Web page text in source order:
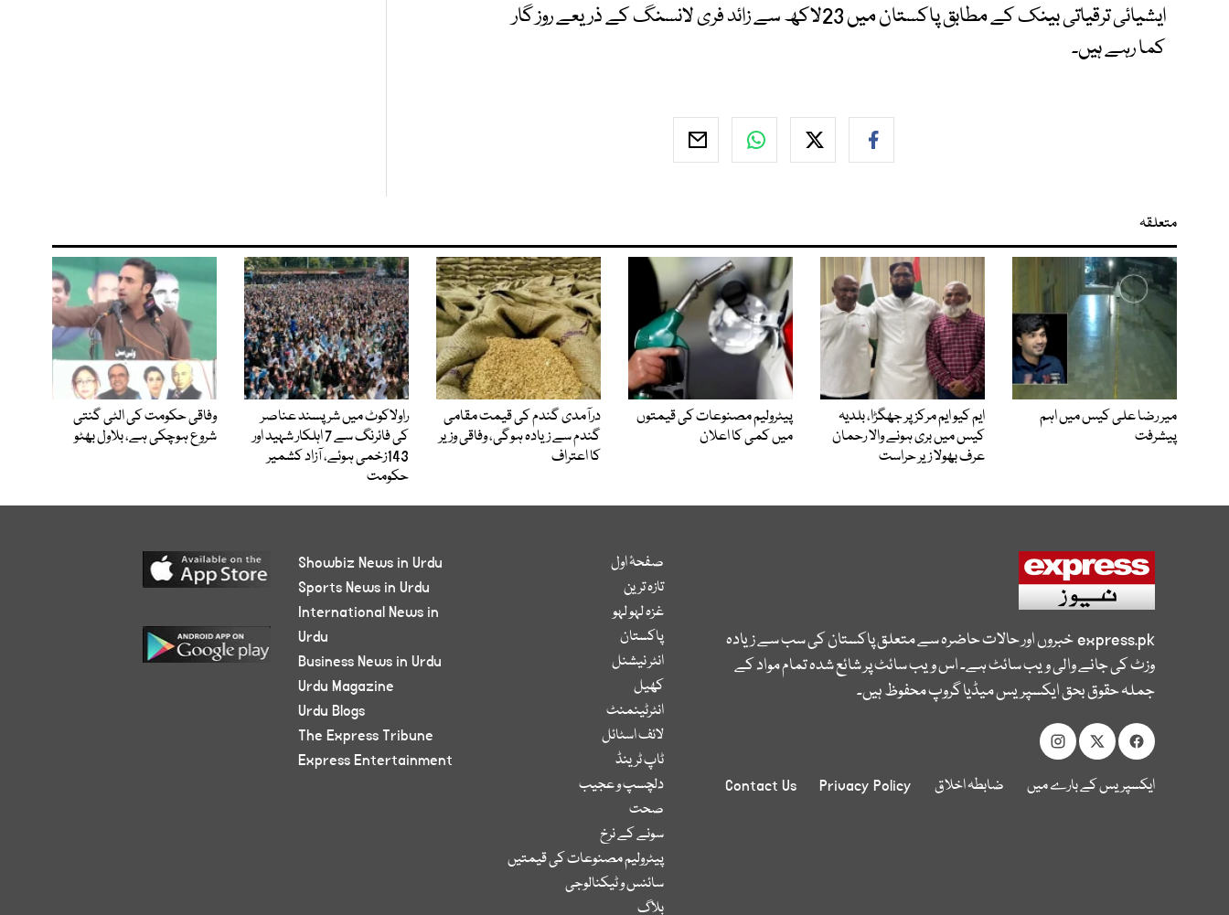
ایشیائی ترقیاتی بینک کے مطابق پاکستان میں 23لاکھ سے زائد فری لانسنگ کے ذریعے روز گار
کما رہے ہیں۔
متعلقہ
میر رضا علی کیس میں اہم
پیشرفت
ایم کیو ایم مرکز پر جھگڑا، بلدیہ
کیس میں بری ہونے والا رحمان
عرف بھولا زیر حراست
پیٹرولیم مصنوعات کی قیمتوں
میں کمی کا اعلان
درآمدی گندم کی قیمت مقامی
گندم سے زیادہ ہوگی، وفاقی وزیر
کا اعتراف
راولاکوٹ میں شرپسند عناصر
کی فائرنگ سے 7 اہلکار شہید اور
143زخمی ہوئے، آزاد کشمیر
حکومت
وفاقی حکومت کی الٹی گنتی
شروع ہوچکی ہے، بلاول بھٹو
express.pkخبروں اور حالات حاضرہ سے متعلق پاکستان کی سب سے زیادہ
وزٹ کی جانے والی ویب سائٹ ہے۔ اس ویب سائٹ پر شائع شدہ تمام مواد کے
جملہ حقوق بحق ایکسپریس میڈیا گروپ محفوظ ہیں۔
ایکسپریس کے بارے میں ضابطہ اخلاق Privacy Policy
Contact Us
صفحۂ اول
تازہ ترین
غزہ لہو لہو
پاکستان
انٹر نیشنل
کھیل
انٹرٹینمنٹ
لائف اسٹائل
ٹاپ ٹرینڈ
دلچسپ و عجیب
صحت
سونے کے نرخ
پیٹرولیم مصنوعات کی قیمتیں
سائنس و ٹیکنالوجی
بلاگ
Showbiz News in Urdu
Sports News in Urdu
International News in
Urdu
Business News in Urdu
Urdu Magazine
Urdu Blogs
The Express Tribune
Express Entertainment